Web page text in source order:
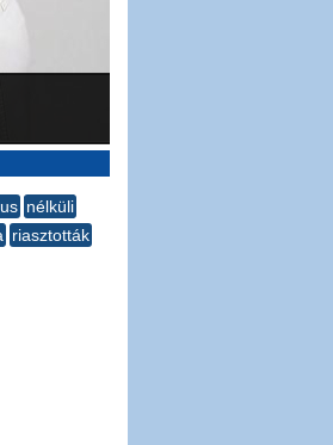
nélküli
riasztották